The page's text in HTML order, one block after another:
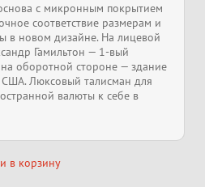
с микронным покрытием
соответствие размерам и
в новом дизайне. На лицевой
Гамильтон — 1-вый
оборотной стороне — здание
Люксовый талисман для
валюты к себе в
в корзину